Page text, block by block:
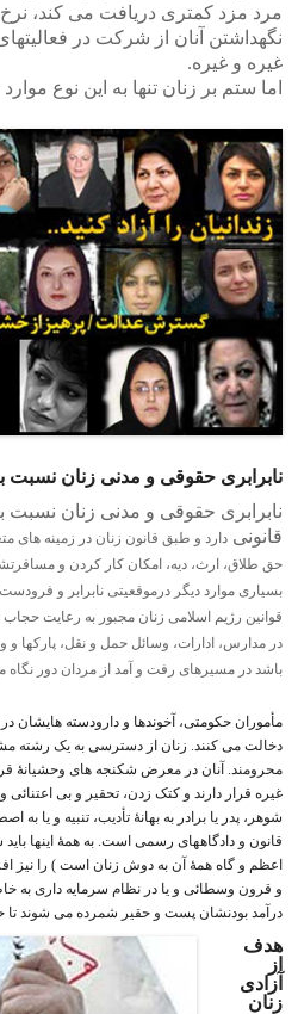
مرد مزد کمتری دریافت می کند، نرخ
نگهداشتن آنان از شرکت در
غیره و غیره.
اما ستم بر زنان تنها به این نوع
نابرابری حقوقی و مدنی زنان نسبت
نابرابری حقوقی و مدنی زنان نسبت
قانونی دارد و طبق قانون زنان در زمینه های
حق طلاق، ارث، دیه، امکان کار کردن و
بسیاری موارد دیگر درموقعیتی نابرابر و
قوانین رژیم اسلامی زنان مجبور به رعایت
در مدارس، ادارات، وسائل حمل و نقل، پارکها و
باشد در مسیرهای رفت و آمد از مردان دور نگاه
مأموران حکومتی، آخوندها و دارودسته هایشان
دخالت می کنند. زنان از دسترسی به یک رشته
محرومند. آنان در معرض شکنجه های وحشیانۀ
غیره قرار دارند و کتک زدن، تحقیر و بی
شوهر، پدر یا برادر به بهانۀ تأدیب، تنبیه و یا
قانون و دادگاههای رسمی است. به همۀ اینها
اعظم و گاه همۀ آن به دوش زنان است ) را نیز
و قرون وسطائی و یا در نظام سرمایه داری به
درآمد بودنشان پست و حقیر شمرده می شوند تا
هدف
از
آزادی
زنان